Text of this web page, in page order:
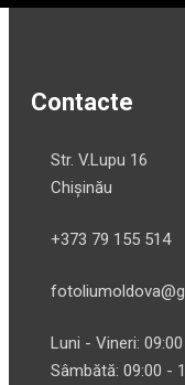
Contacte
Str. V.Lupu 16
Chișinău
+373 79 155 514
Luni - Vineri:
Sâmbătă: 09:00 -